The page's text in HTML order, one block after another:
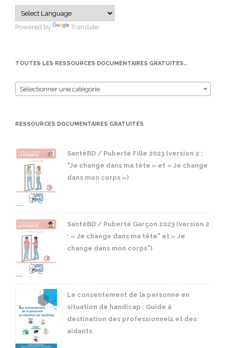
Powered by Translate
TOUTES LES RESSOURCES DOCUMENTAIRES GRATUITES…
Sélectionner une catégorie
RESSOURCES DOCUMENTAIRES GRATUITES
SantéBD / Puberté Fille 2023 (version 2 :
"Je change dans ma tête » et « Je change
dans mon corps »)
SantéBD / Puberté Garçon 2023 (version 2
: « Je change dans ma tête" et « Je
change dans mon corps")
Le consentement de la personne en
situation de handicap : Guide à
destination des professionnels et des
aidants